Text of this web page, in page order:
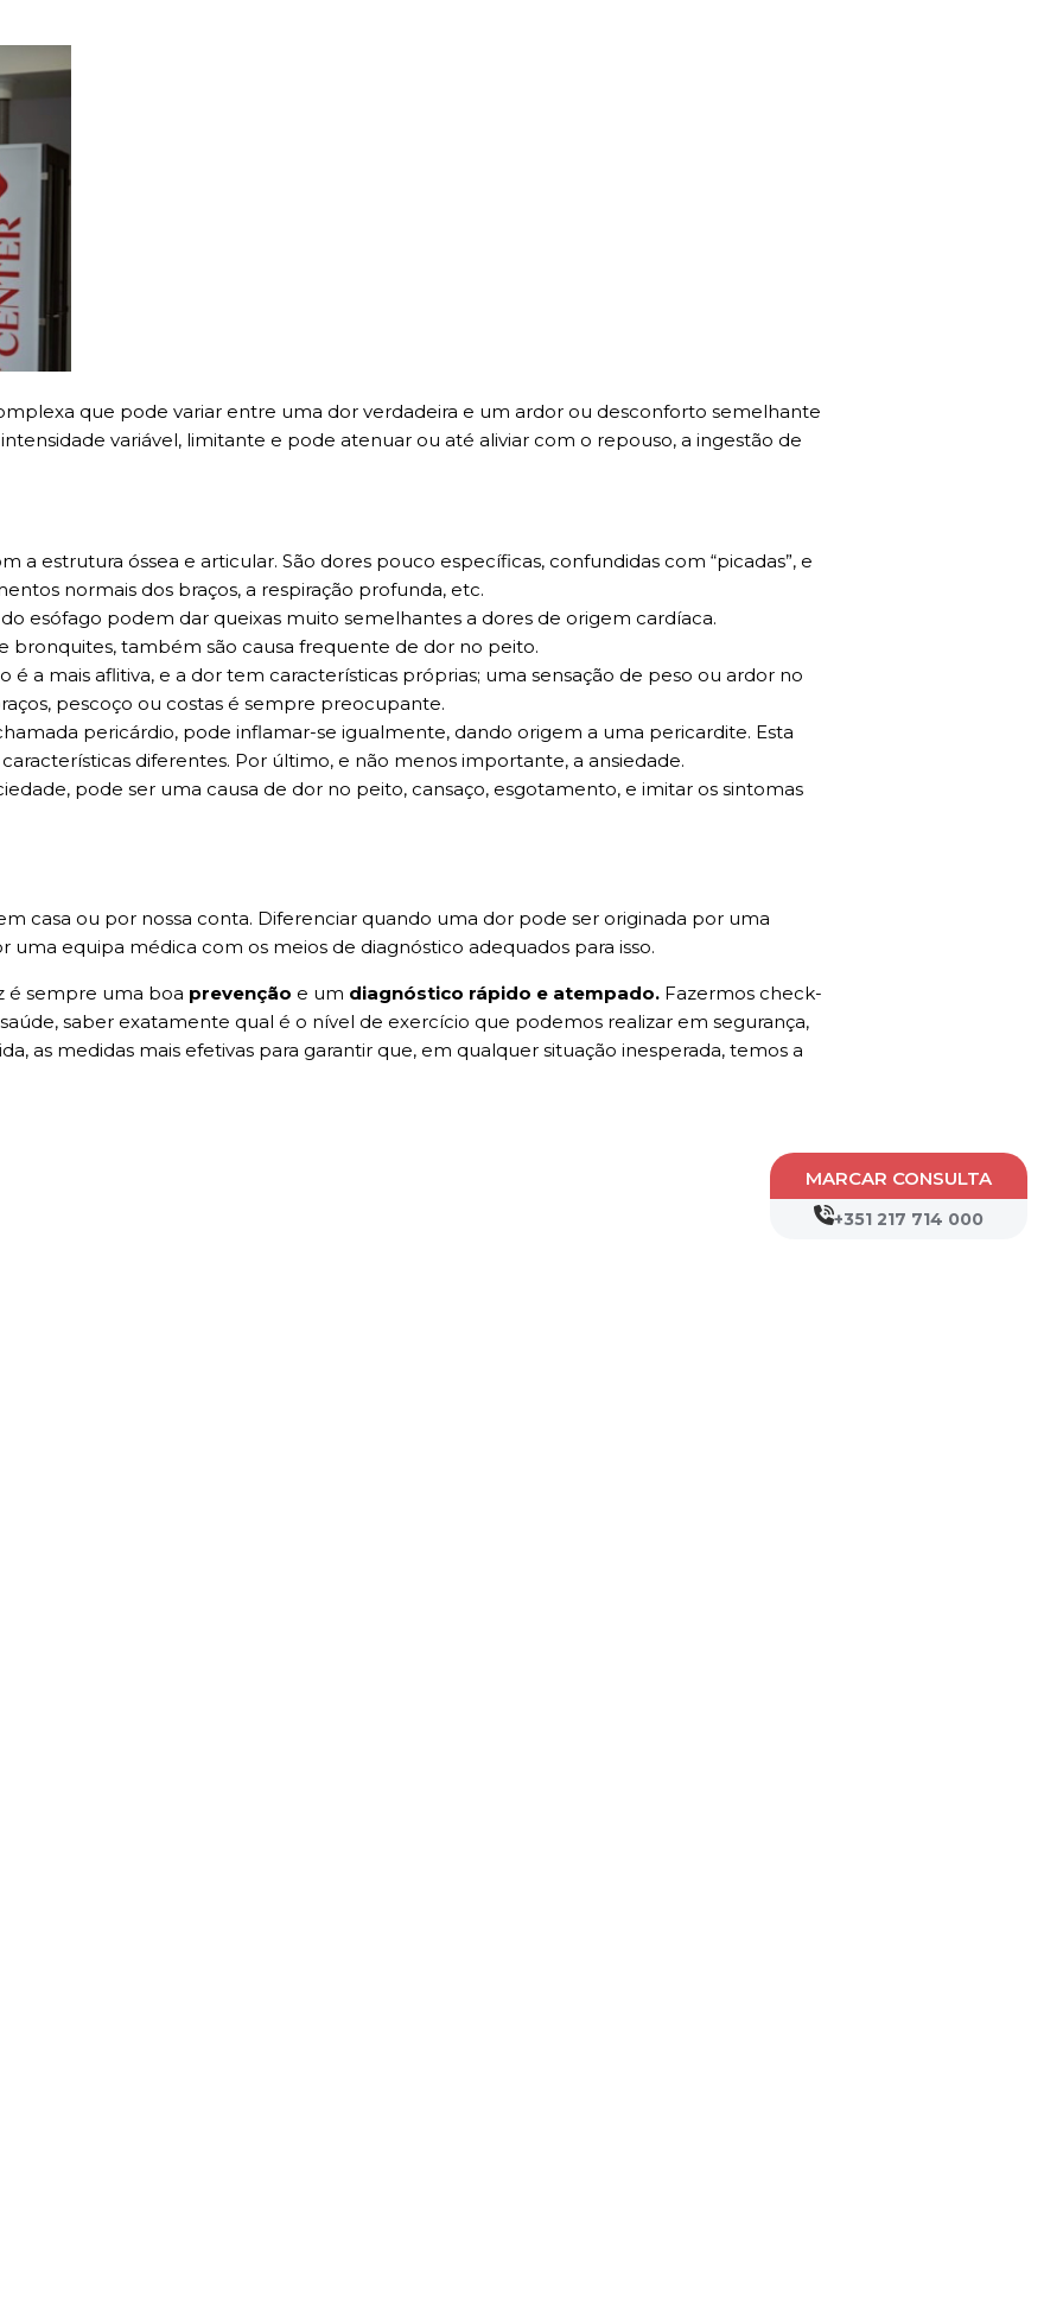
MARCAR CONSULTA
+351 217 714 000
que pode variar entre uma dor verdadeira e um ardor ou desconforto semelhante
variável, limitante e pode atenuar ou até aliviar com o repouso, a ingestão de
a estrutura óssea e articular. São dores pouco específicas, confundidas com “picadas”, e
normais dos braços, a respiração profunda, etc.
esófago podem dar queixas muito semelhantes a dores de origem cardíaca.
bronquites, também são causa frequente de dor no peito.
a mais aflitiva, e a dor tem características próprias; uma sensação de peso ou ardor no
pescoço ou costas é sempre preocupante.
pericárdio, pode inflamar-se igualmente, dando origem a uma pericardite. Esta
diferentes. Por último, e não menos importante, a ansiedade.
pode ser uma causa de dor no peito, cansaço, esgotamento, e imitar os sintomas
casa ou por nossa conta. Diferenciar quando uma dor pode ser originada por uma
equipa médica com os meios de diagnóstico adequados para isso.
é sempre uma boa prevenção e um diagnóstico rápido e atempado. Fazermos check-
saber exatamente qual é o nível de exercício que podemos realizar em segurança,
as medidas mais efetivas para garantir que, em qualquer situação inesperada, temos a